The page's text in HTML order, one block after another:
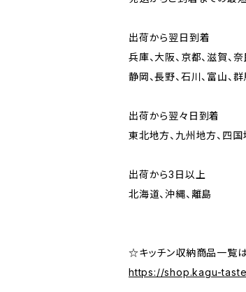
出荷から翌日到着
兵庫、大阪、京都、滋賀、
静岡、長野、石川、富山、
出荷から翌々日到着
東北地方、九州地方、四国
出荷から3日以上
北海道、沖縄、離島
☆キッチン収納商品一覧
https://shop.kagu-